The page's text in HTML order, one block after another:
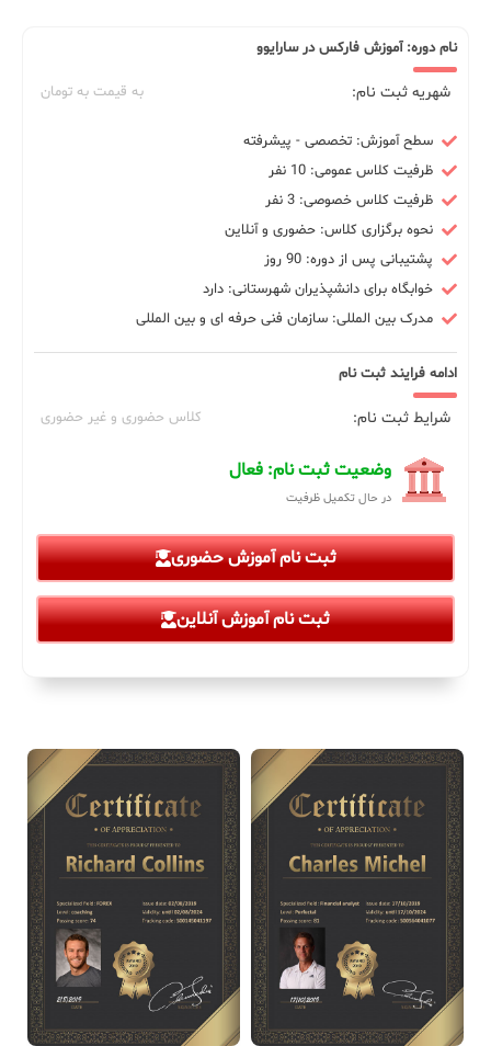
نام دوره: آموزش فارکس در سارایوو
شهریه ثبت نام: به قیمت به تومان
سطح آموزش: تخصصی - پیشرفته
ظرفیت کلاس عمومی: 10 نفر
ظرفیت کلاس خصوصی: 3 نفر
نحوه برگزاری کلاس: حضوری و آنلاین
پشتیبانی پس از دوره: 90 روز
خوابگاه برای دانشپذیران شهرستانی: دارد
مدرک بین المللی: سازمان فنی حرفه ای و بین المللی
ادامه فرایند ثبت نام
شرایط ثبت نام: کلاس حضوری و غیر حضوری
وضعیت ثبت نام: فعال
در حال تکمیل ظرفیت
ثبت نام آموزش حضوری
ثبت نام آموزش آنلاین